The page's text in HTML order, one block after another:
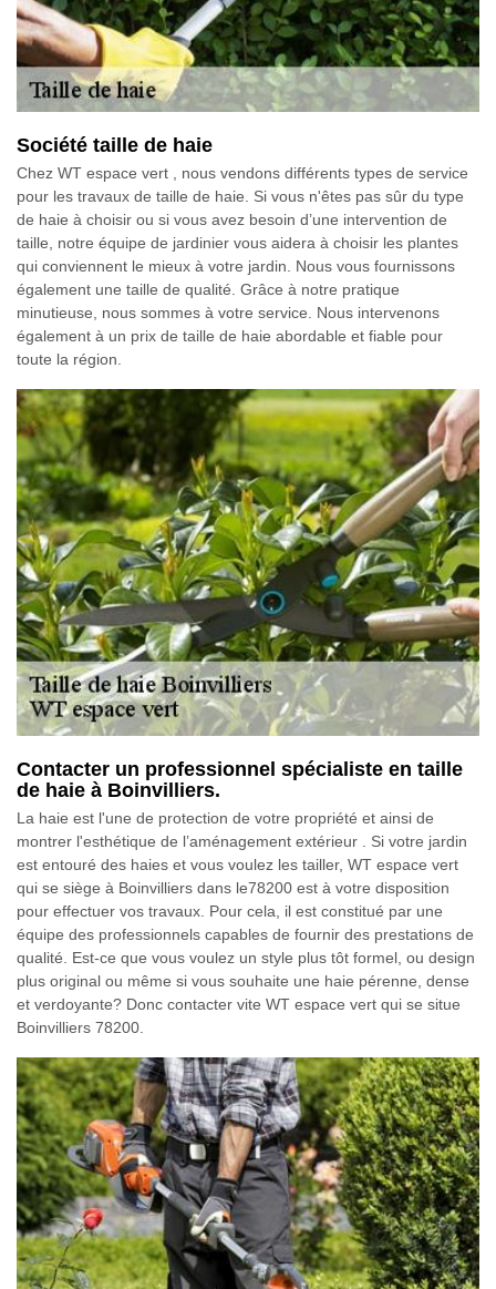
Société taille de haie
Chez WT espace vert , nous vendons différents types de service
pour les travaux de taille de haie. Si vous n'êtes pas sûr du type
de haie à choisir ou si vous avez besoin d’une intervention de
taille, notre équipe de jardinier vous aidera à choisir les plantes
qui conviennent le mieux à votre jardin. Nous vous fournissons
également une taille de qualité. Grâce à notre pratique
minutieuse, nous sommes à votre service. Nous intervenons
également à un prix de taille de haie abordable et fiable pour
toute la région.
Contacter un professionnel spécialiste en taille
de haie à Boinvilliers.
La haie est l'une de protection de votre propriété et ainsi de
montrer l'esthétique de l’aménagement extérieur . Si votre jardin
est entouré des haies et vous voulez les tailler, WT espace vert
qui se siège à Boinvilliers dans le78200 est à votre disposition
pour effectuer vos travaux. Pour cela, il est constitué par une
équipe des professionnels capables de fournir des prestations de
qualité. Est-ce que vous voulez un style plus tôt formel, ou design
plus original ou même si vous souhaite une haie pérenne, dense
et verdoyante? Donc contacter vite WT espace vert qui se situe
Boinvilliers 78200.